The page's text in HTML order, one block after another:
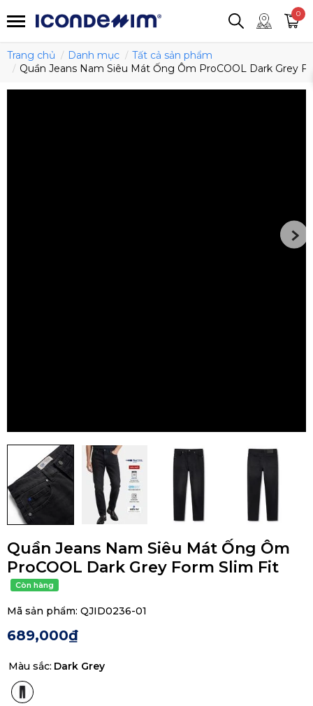
0
Trang chủ Danh mục
Tất cả sản phẩm
Quần Jeans Nam Siêu Mát Ống Ôm ProCOOL Dark Grey
Quần Jeans Nam Siêu Mát Ống Ôm
ProCOOL Dark Grey Form Slim Fit
Mã sản phẩm: QJID0236-01
689,000₫
Màu sắc: Dark Grey